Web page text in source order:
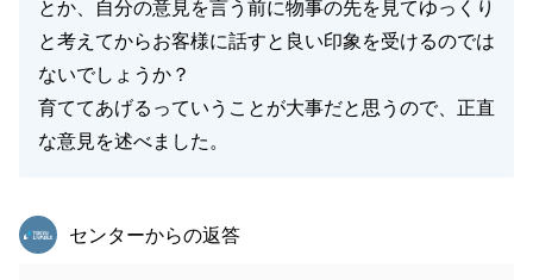
とか、自分の意見を言う前に物事の先を見てゆっくり
と考えてからお客様に話すと良い印象を受けるのでは
ないでしょうか？
育ててあげるっていうことが大事だと思うので、正直
な意見を述べました。
東急リバブル
センターからの返答